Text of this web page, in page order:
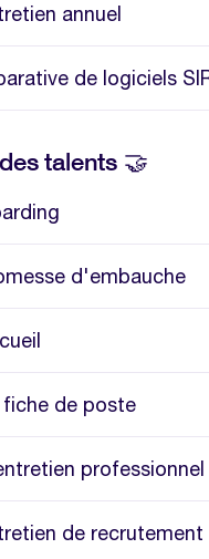
annuel
de logiciels
talents 🤝
d'embauche
fiche de poste
professionnel
de recrutement